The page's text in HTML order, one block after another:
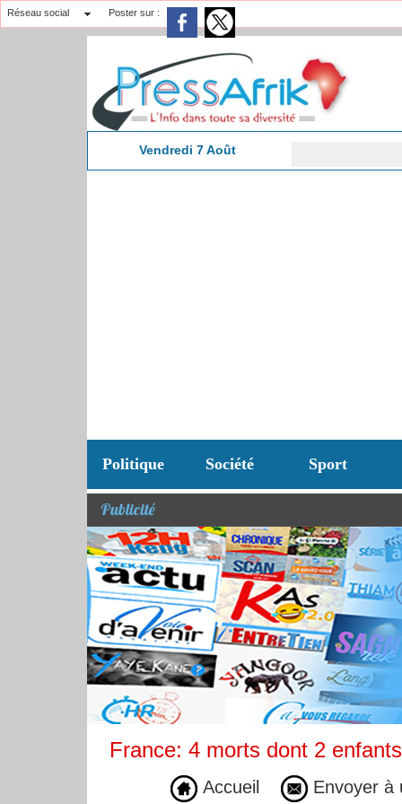
Réseau social Poster sur :
Vendredi 7 Août
Politique Société Sport
Publicité
France: 4 morts dont 2
Accueil Envoyer à